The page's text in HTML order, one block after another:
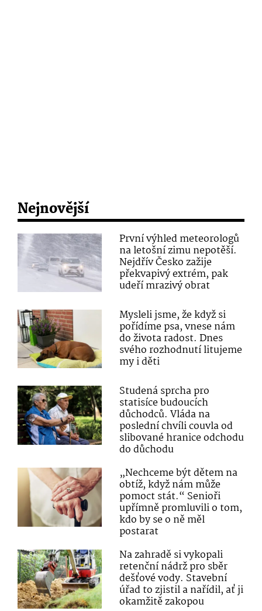
Nejnovější
První výhled meteorologů
na letošní zimu nepotěší.
Nejdřív Česko zažije
překvapivý extrém, pak
udeří mrazivý obrat
Mysleli jsme, že když si
pořídíme psa, vnese nám
do života radost. Dnes
svého rozhodnutí litujeme
my i děti
Studená sprcha pro
statisíce budoucích
důchodců. Vláda na
poslední chvíli couvla od
slibované hranice odchodu
do důchodu
„Nechceme být dětem na
obtíž, když nám může
pomoct stát.“ Senioři
upřímně promluvili o tom,
kdo by se o ně měl
postarat
Na zahradě si vykopali
retenční nádrž pro sběr
dešťové vody. Stavební
úřad to zjistil a nařídil, ať ji
okamžitě zakopou